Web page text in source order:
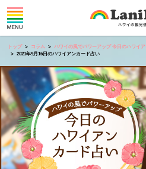
トップ コラム
ハワイの風でパワーアップ 今日のハワイ
2021年9月16日のハワイアンカード占い